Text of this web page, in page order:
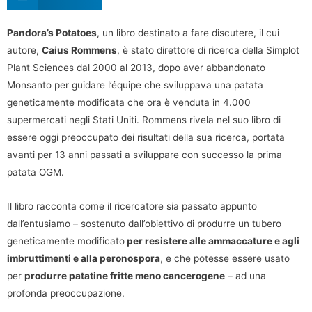
Pandora’s Potatoes, un libro destinato a fare discutere, il cui
autore, Caius Rommens, è stato direttore di ricerca della Simplot
Plant Sciences dal 2000 al 2013, dopo aver abbandonato
Monsanto per guidare l’équipe che sviluppava una patata
geneticamente modificata che ora è venduta in 4.000
supermercati negli Stati Uniti. Rommens rivela nel suo libro di
essere oggi preoccupato dei risultati della sua ricerca, portata
avanti per 13 anni passati a sviluppare con successo la prima
patata OGM.
Il libro racconta come il ricercatore sia passato appunto
dall’entusiamo – sostenuto dall’obiettivo di produrre un tubero
geneticamente modificatoper resistere alle ammaccature e agli
imbruttimenti e alla peronospora, e che potesse essere usato
per produrre patatine fritte meno cancerogene – ad una
profonda preoccupazione.